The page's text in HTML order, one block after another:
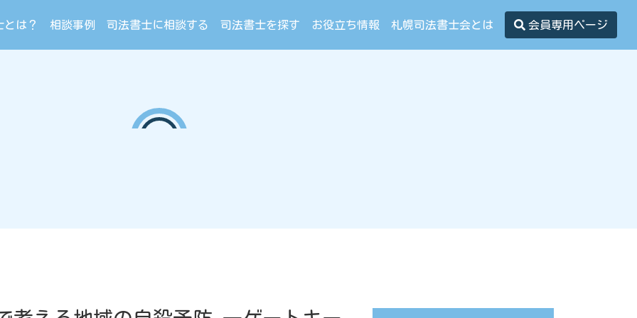
とは？ 相談事例 司法書士に相談する 司法書士を探す お役立ち情報 札幌司法書士会とは 会員専用ページ